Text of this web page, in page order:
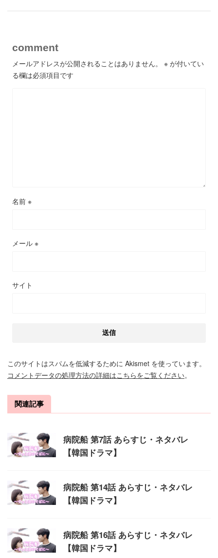
comment
メールアドレスが公開されることはありません。 ※ が付いてい
る欄は必須項目です
名前 ※
メール ※
サイト
このサイトはスパムを低減するために Akismet を使っています。
コメントデータの処理方法の詳細はこちらをご覧ください。
関連記事
病院船 第7話 あらすじ・ネタバレ
【韓国ドラマ】
病院船 第14話 あらすじ・ネタバレ
【韓国ドラマ】
病院船 第16話 あらすじ・ネタバレ
【韓国ドラマ】